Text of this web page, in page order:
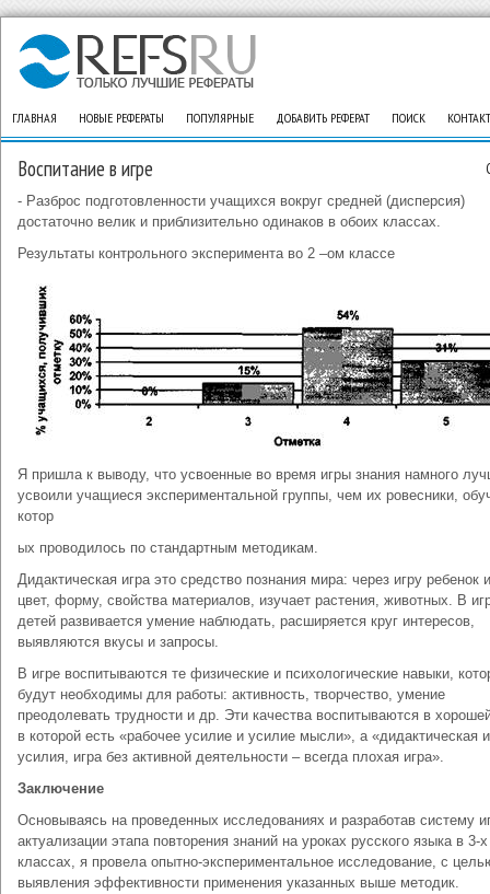
ГЛАВНАЯ НОВЫЕ РЕФЕРАТЫ ПОПУЛЯРНЫЕ ДОБАВИТЬ РЕФЕРАТ ПОИСК
Воспитание в игре
- Разброс подготовленности учащихся вокруг средней (дисперсия)
достаточно велик и приблизительно одинаков в обоих классах.
Результаты контрольного эксперимента во 2 –ом классе
Я пришла к выводу, что усвоенные во время игры знания намного
усвоили учащиеся экспериментальной группы, чем их ровесники,
котор
ых проводилось по стандартным методикам.
Дидактическая игра это средство познания мира: через игру ребенок
цвет, форму, свойства материалов, изучает растения, животных. В
детей развивается умение наблюдать, расширяется круг интересов,
выявляются вкусы и запросы.
В игре воспитываются те физические и психологические навыки,
будут необходимы для работы: активность, творчество, умение
преодолевать трудности и др. Эти качества воспитываются в
в которой есть «рабочее усилие и усилие мысли», а «дидактическая
усилия, игра без активной деятельности – всегда плохая игра».
Заключение
Основываясь на проведенных исследованиях и разработав систему
актуализации этапа повторения знаний на уроках русского языка в 3-х
классах, я провела опытно-экспериментальное исследование, с
выявления эффективности применения указанных выше методик.